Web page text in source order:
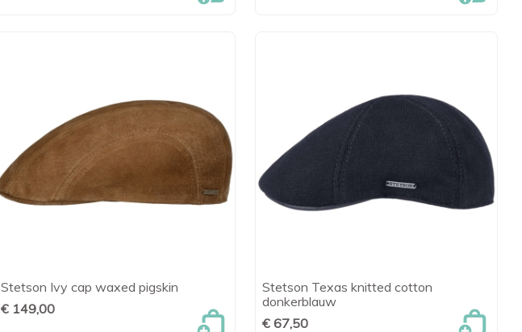
 Snel bekijken
Stetson Ivy cap waxed pigskin
€ 149,00
 Snel bekijken
Stetson Texas knitted cotton
donkerblauw
€ 67,50